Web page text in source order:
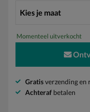
Kies je maat
Momenteel uitverkocht
Gratisverzending en
Achteraf betalen